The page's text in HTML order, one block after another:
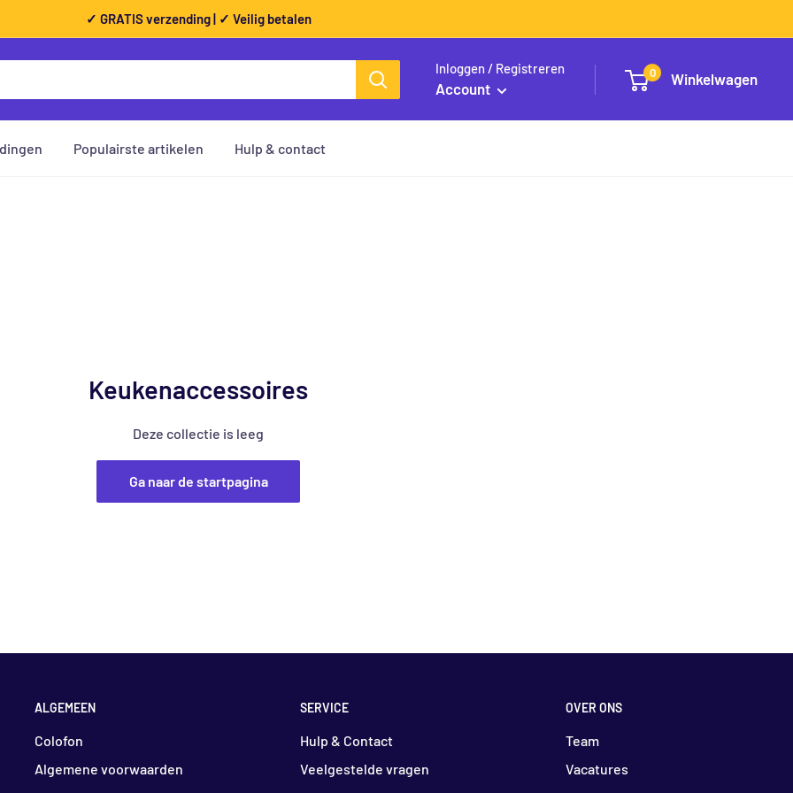
✓ GRATIS verzending | ✓ Veilig betalen
Inloggen / Registreren
Account
0 Winkelwagen
Populairste artikelen Hulp & contact
Keukenaccessoires
Deze collectie is leeg
Ga naar de startpagina
ALGEMEEN
Colofon
Algemene voorwaarden
SERVICE
Hulp & Contact
Veelgestelde vragen
OVER ONS
Team
Vacatures